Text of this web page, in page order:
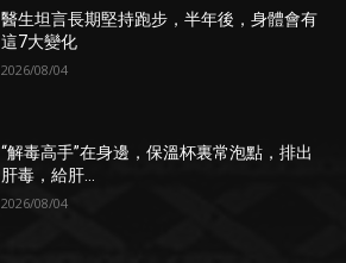
醫生坦言長期堅持跑步，半年後，身體會有
這7大變化
2026/08/04
“解毒高手”在身邊，保溫杯裏常泡點，排出
肝毒，給肝...
2026/08/04